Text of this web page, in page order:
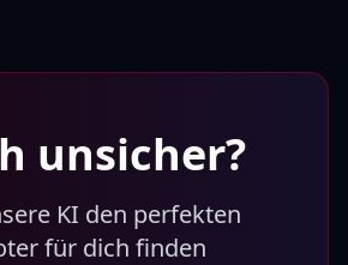
unsicher?
KI den perfekten
für dich finden